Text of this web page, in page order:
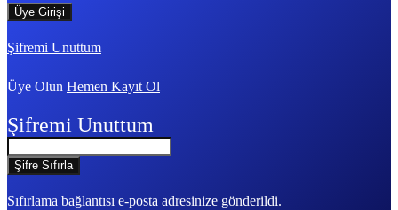
Şifremi Unuttum
Üye Olun Hemen Kayıt Ol
Şifremi Unuttum
Sıfırlama bağlantısı e-posta adresinize gönderildi.